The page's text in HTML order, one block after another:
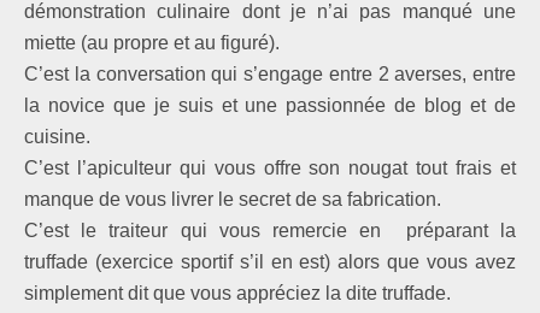
démonstration culinaire dont je n’ai pas manqué une
miette (au propre et au figuré).
C’est la conversation qui s’engage entre 2 averses, entre
la novice que je suis et une passionnée de blog et de
cuisine.
C’est l’apiculteur qui vous offre son nougat tout frais et
manque de vous livrer le secret de sa fabrication.
C’est le traiteur qui vous remercie en
préparant la
truffade (exercice sportif s’il en est) alors que vous avez
simplement dit que vous appréciez la dite truffade.